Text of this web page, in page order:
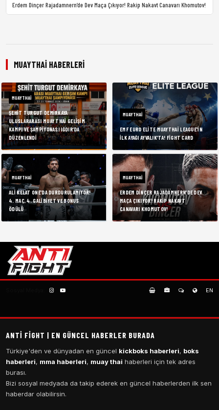
Erdem Dinçer Rajadamnern’de Dev Maça Çıkıyor! Rakip Nakavt Canavarı Khomutov!
MUAYTHAI HABERLERI
MUAYTHAI
ŞEHIT TURGUT DEMIRKAYA
ULUSLARARASI MUAY THAI GELIŞIM
KAMPI VE ŞAMPIYONASI IĞDIR’DA
DÜZENLENDI
MUAYTHAI
EMF EURO ELITE MUAYTHAI LEAGUE’IN
İLK AYAĞI AYVALIK’TA! FIGHT CARD
MUAYTHAI
ALI KELAT ONE’DA DURDURULAMIYOR!
4. MAÇ, 4. GALIBIYET VE BONUS
ÖDÜLÜ
MUAYTHAI
ERDEM DINÇER RAJADAMNERN’DE DEV
MAÇA ÇIKIYOR! RAKIP NAKAVT
CANAVARI KHOMUTOV!
EN
ANTI FIGHT | EN GÜNCEL HABERLER BURADA
Türkiye'den ve dünyadan en güncel kickboks haberleri, boks
haberleri, mma haberleri, muay thai haberleri için tek adres
burası.
Bizi sosyal medyada da takip ederek en güncel haberlerden ilk sen
haberdar olabilirsin.